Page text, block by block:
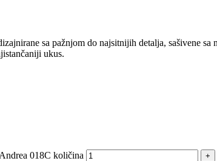
sa pažnjom do najsitnijih detalja, sašivene sa
ukus.
018C količina